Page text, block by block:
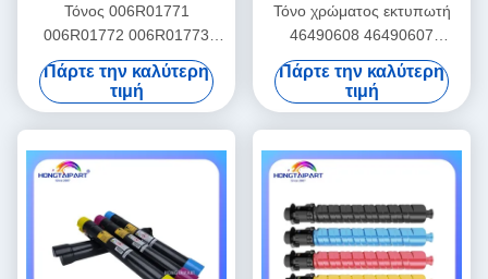
Τόνος 006R01771
006R01772 006R01773
CT203400 για την Xerox
AltaLink
Πάρτε την καλύτερη
τιμή
Τόνο χρώματος εκτυπωτή
46490608 46490607
46490606 46490605 για OKI
C542 C542dn C532 C532dn
MC563 MC573 MC573dn
Τόνο κιτ
Πάρτε την καλύτερη
τιμή